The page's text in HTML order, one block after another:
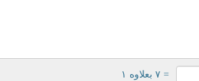
= ۷ بعلاوه ۱